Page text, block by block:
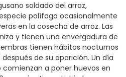
soldado del arroz,
polífaga ocasionalmente
en la cosecha de arroz. Las
y tienen una envergadura de
tienen hábitos nocturnos
de su aparición. Un día
a poner huevos en